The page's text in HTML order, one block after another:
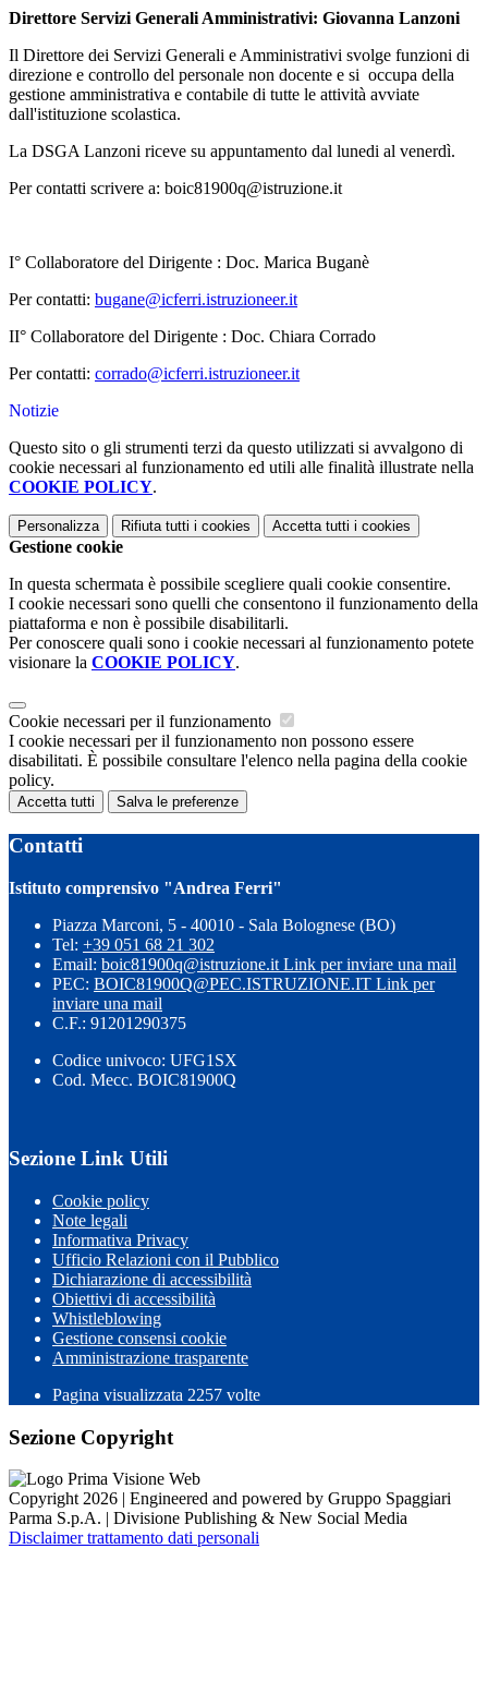
Direttore Servizi Generali Amministrativi: Giovanna Lanzoni
Il Direttore dei Servizi Generali e Amministrativi svolge funzioni di
direzione e controllo del personale non docente e si occupa della
gestione amministrativa e contabile di tutte le attività avviate
dall'istituzione scolastica.
La DSGA Lanzoni riceve su appuntamento dal lunedi al venerdì.
Per contatti scrivere a: boic81900q@istruzione.it
I° Collaboratore del Dirigente : Doc. Marica Buganè
Per contatti: bugane@icferri.istruzioneer.it
II° Collaboratore del Dirigente : Doc. Chiara Corrado
Per contatti: corrado@icferri.istruzioneer.it
Notizie
Questo sito o gli strumenti terzi da questo utilizzati si avvalgono di
cookie necessari al funzionamento ed utili alle finalità illustrate nella
COOKIE POLICY.
Personalizza Rifiuta tutti i cookies Accetta tutti i cookies
Gestione cookie
In questa schermata è possibile scegliere quali cookie consentire.
I cookie necessari sono quelli che consentono il funzionamento della
piattaforma e non è possibile disabilitarli.
Per conoscere quali sono i cookie necessari al funzionamento potete
visionare la COOKIE POLICY.
Cookie necessari per il funzionamento
I cookie necessari per il funzionamento non possono essere
disabilitati. È possibile consultare l'elenco nella pagina della cookie
policy.
Accetta tutti Salva le preferenze
Contatti
Istituto comprensivo "Andrea Ferri"
Piazza Marconi, 5 - 40010 - Sala Bolognese (BO)
Tel: +39 051 68 21 302
Email: boic81900q@istruzione.it Link per inviare una mail
PEC: BOIC81900Q@PEC.ISTRUZIONE.IT Link per
inviare una mail
C.F.: 91201290375
Codice univoco: UFG1SX
Cod. Mecc. BOIC81900Q
Sezione Link Utili
Cookie policy
Note legali
Informativa Privacy
Ufficio Relazioni con il Pubblico
Dichiarazione di accessibilità
Obiettivi di accessibilità
Whistleblowing
Gestione consensi cookie
Amministrazione trasparente
Pagina visualizzata 2257 volte
Sezione Copyright
Copyright 2026 | Engineered and powered by Gruppo Spaggiari
Parma S.p.A. | Divisione Publishing & New Social Media
Disclaimer trattamento dati personali